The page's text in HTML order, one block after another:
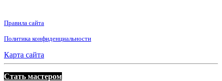
Правила сайта
Политика конфиденциальности
Карта сайта
Стать мастером